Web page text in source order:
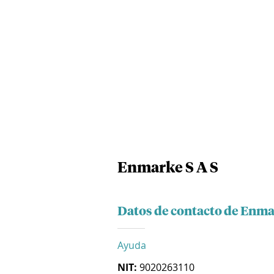
Enmarke S A S
Datos de contacto de
Ayuda
NIT: 9020263110